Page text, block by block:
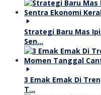
Strategi Baru Mas
Sen…
3 Emak Emak Di
T…